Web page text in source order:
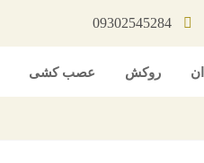
09302545284
روکش عصب کشی